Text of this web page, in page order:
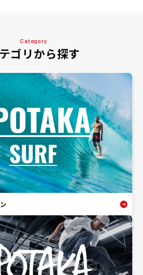
Category
ゴリから探す